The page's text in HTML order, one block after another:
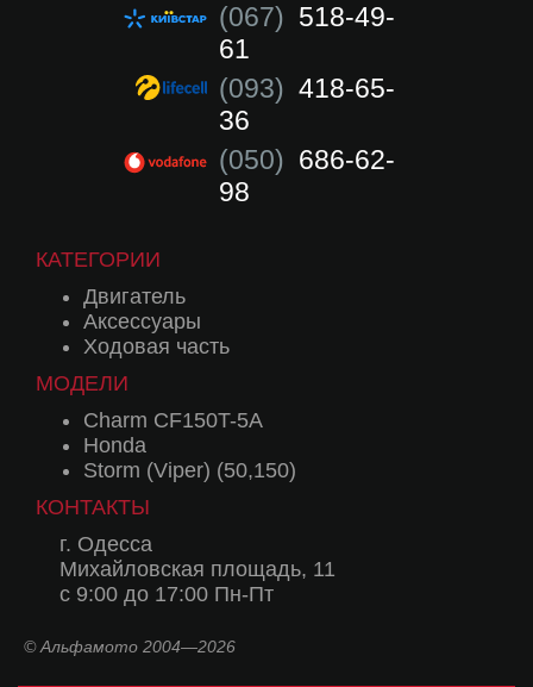
(067) 518-49-
61
(093) 418-65-
36
(050) 686-62-
98
КАТЕГОРИИ
Двигатель
Аксессуары
Ходовая часть
МОДЕЛИ
Charm CF150T-5A
Honda
Storm (Viper) (50,150)
КОНТАКТЫ
г. Одесса
Михайловская площадь, 11
с 9:00 до 17:00 Пн-Пт
© Альфамото 2004—2026